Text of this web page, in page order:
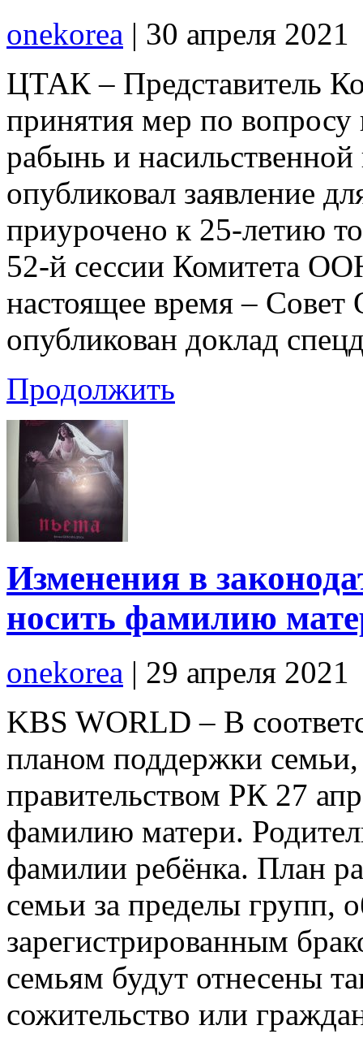
onekorea | 30 апреля 2021
ЦТАК – Представитель
принятия мер по
рабынь и
опубликовал заявление
приурочено к 25-летию
52-й сессии Комитета
настоящее время –
опубликован доклад
Продолжить
Изменения в
носить фамилию
onekorea | 29 апреля 2021
KBS WORLD – В
планом поддержки
правительством РК 27
фамилию матери.
фамилии ребёнка. План
семьи за пределы групп,
зарегистрированным
семьям будут отнесены
сожительство или